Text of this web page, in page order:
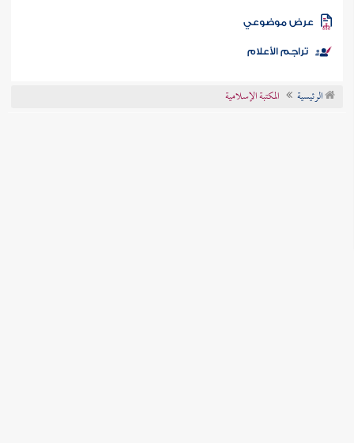
الكتب
موضوعي
تراجم الأعلام
الرئيسية المكتبة الإسلامية